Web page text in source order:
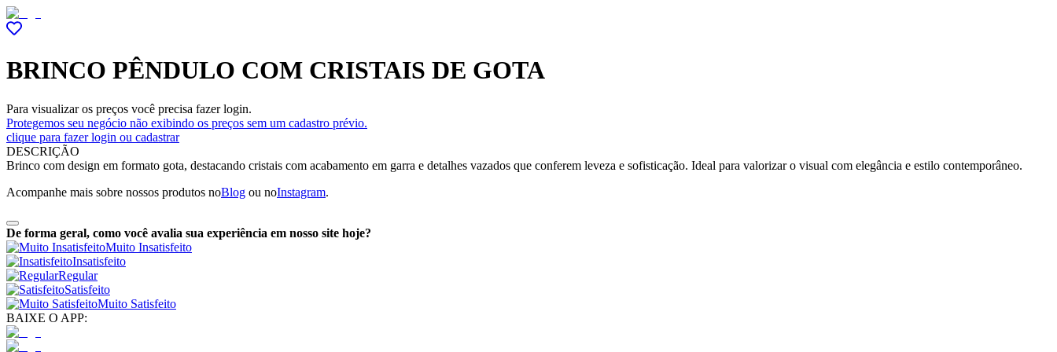
BRINCO PÊNDULO COM CRISTAIS DE GOTA
Para visualizar os preços você precisa fazer login.
Protegemos seu negócio não exibindo os preços sem um cadastro prévio.
clique para fazer login ou cadastrar
DESCRIÇÃO
Brinco com design em formato gota, destacando cristais com acabamento em garra e detalhes vazados que conferem leveza e sofisticação. Ideal para valorizar o visual com elegância e estilo contemporâneo.
Acompanhe mais sobre nossos produtos noBlog ou noInstagram.
De forma geral, como você avalia sua experiência em nosso site hoje?
Muito Insatisfeito
Insatisfeito
Regular
Satisfeito
Muito Satisfeito
BAIXE O APP: